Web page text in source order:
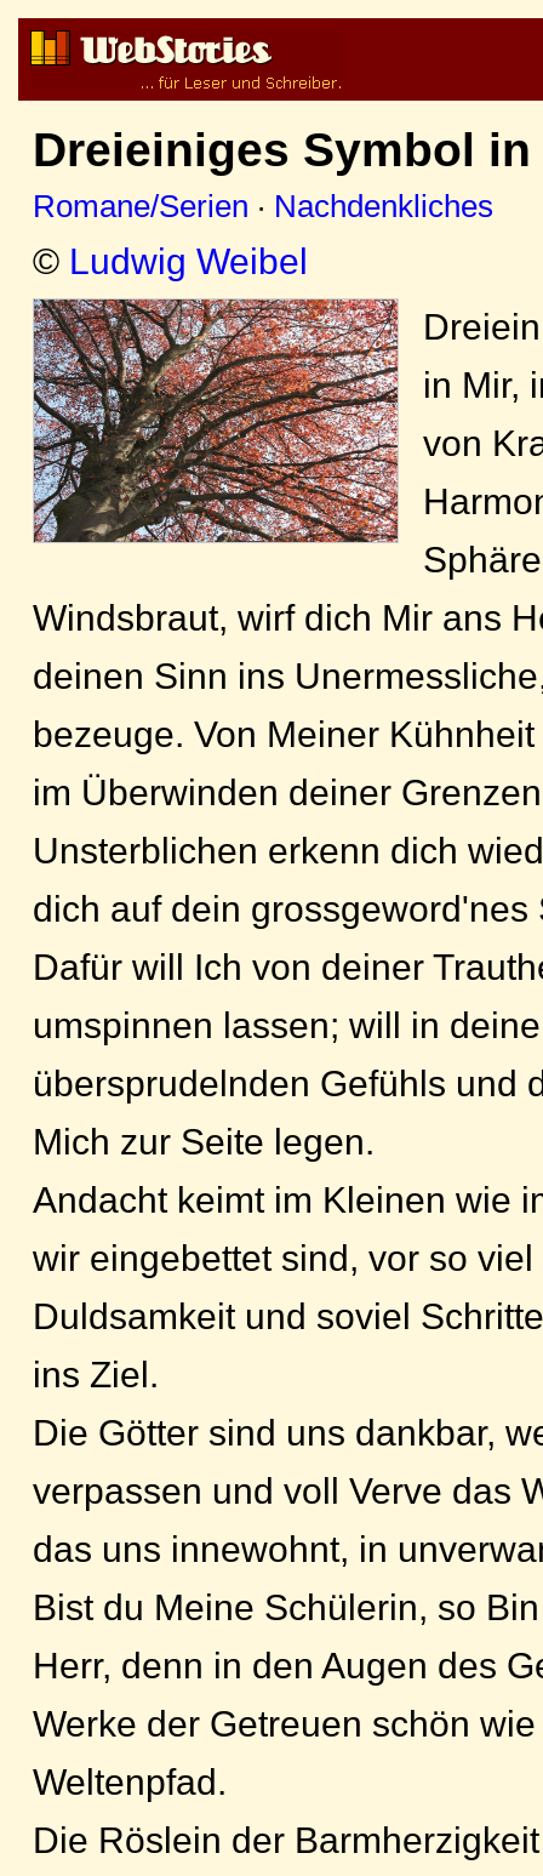
Dreieiniges Symbol
Romane/Serien · Nachdenkliches
© Ludwig Weibel
in Mir,
von
Windsbraut, wirf dich Mir ans
deinen Sinn ins
bezeuge. Von Meiner
im Überwinden deiner
Unsterblichen erkenn dich
dich auf dein grossgeword'nes
Dafür will Ich von deiner
umspinnen lassen; will in
übersprudelnden Gefühls und
Mich zur Seite legen.
Andacht keimt im Kleinen wie
wir eingebettet sind, vor so viel
Duldsamkeit und soviel
ins Ziel.
Die Götter sind uns dankbar,
verpassen und voll Verve das
das uns innewohnt, in
Bist du Meine Schülerin, so
Herr, denn in den Augen des
Werke der Getreuen schön
Weltenpfad.
Die Röslein der